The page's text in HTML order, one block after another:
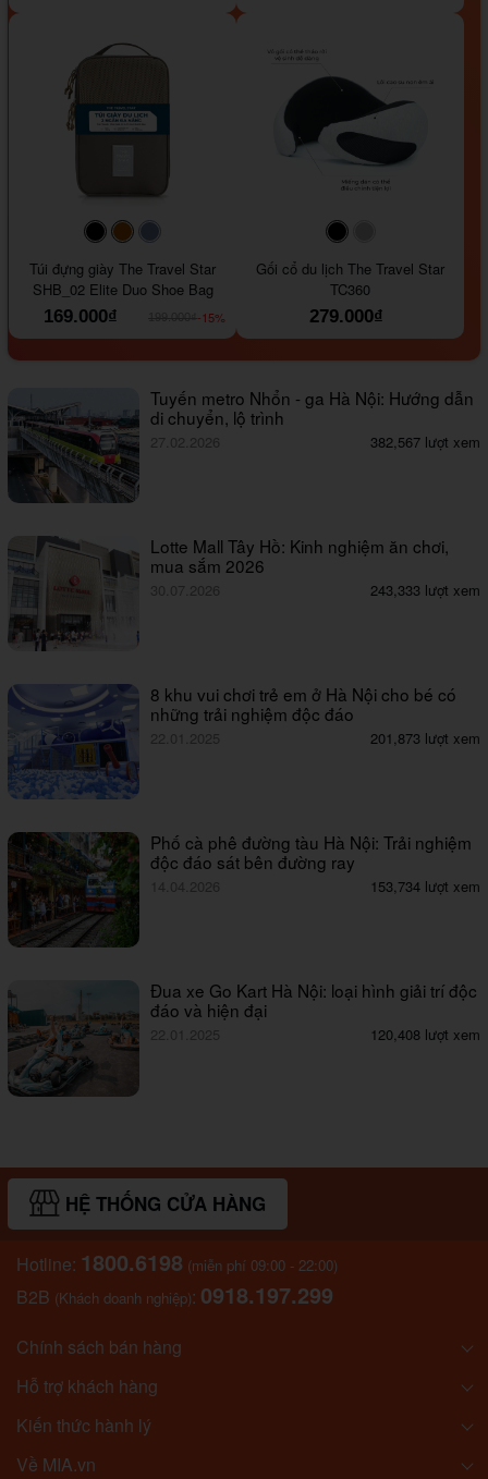
#000000#964B00
Túi đựng giày The Travel Star
SHB_02 Elite Duo Shoe Bag
169.000₫
-15%
Gối cổ du lịch The Travel Star
TC360
279.000₫
Tuyến metro Nhổn - ga Hà Nội: Hướng dẫn
di chuyển, lộ trình
27.02.2026 382,567 lượt xem
Lotte Mall Tây Hồ: Kinh nghiệm ăn chơi,
mua sắm 2026
30.07.2026 243,333 lượt xem
8 khu vui chơi trẻ em ở Hà Nội cho bé có
những trải nghiệm độc đáo
22.01.2025 201,873 lượt xem
Phố cà phê đường tàu Hà Nội: Trải nghiệm
độc đáo sát bên đường ray
14.04.2026 153,734 lượt xem
Đua xe Go Kart Hà Nội: loại hình giải trí độc
đáo và hiện đại
22.01.2025 120,408 lượt xem
HỆ THỐNG CỬA HÀNG
Hotline: 1800.6198 (miễn phí 09:00 - 22:00)
B2B (Khách doanh nghiệp): 0918.197.299
Chính sách bán hàng
Hỗ trợ khách hàng
Kiến thức hành lý
Về MIA.vn